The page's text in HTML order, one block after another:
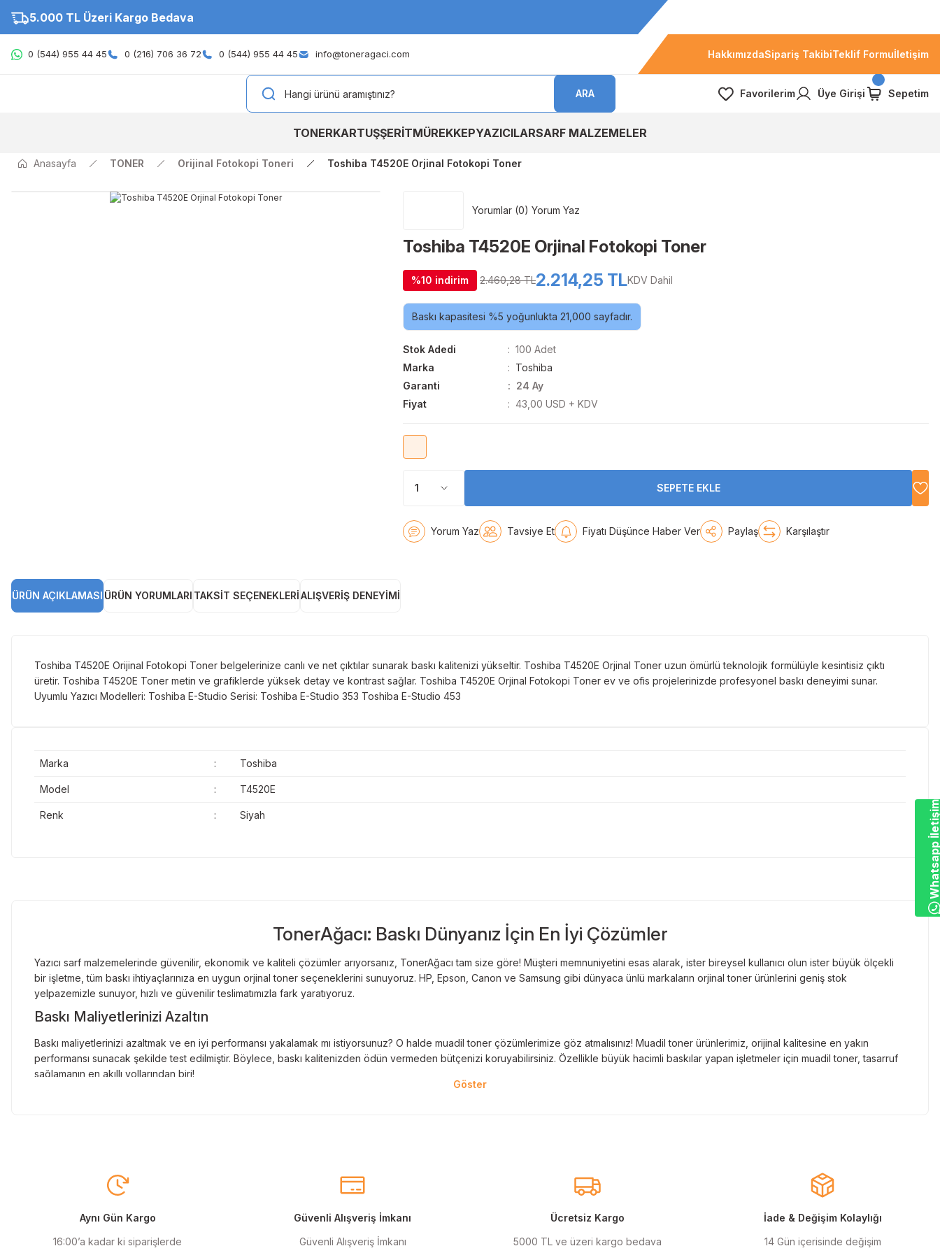
5.000 TL Üzeri Kargo Bedava
0 (544) 955 44 45 0 (216) 706 36 72 0 (544) 955 44 45 info@toneragaci.com HakkımızdaSipariş TakibiTeklif Formuİletişim
ARA Favorilerim Üye Girişi Sepetim
TONERKARTUŞŞERİTMÜREKKEPYAZICILARSARF MALZEMELER
Anasayfa TONER Orijinal Fotokopi Toneri Toshiba T4520E Orjinal Fotokopi Toner
Yorumlar (0) Yorum Yaz
Toshiba T4520E Orjinal Fotokopi Toner
%10 indirim 2.460,28 TL2.214,25 TLKDV Dahil
Baskı kapasitesi %5 yoğunlukta 21,000 sayfadır.
Stok Adedi
100 Adet
Marka
Toshiba
Garanti
24 Ay
Fiyat
43,00 USD + KDV
SEPETE EKLE
Yorum Yaz Tavsiye Et Fiyatı Düşünce Haber Ver Paylaş Karşılaştır
ÜRÜN AÇIKLAMASI ÜRÜN YORUMLARI TAKSIT SEÇENEKLERIALIŞVERIŞ DENEYIMI
Toshiba T4520E Orijinal Fotokopi Toner belgelerinize canlı ve net çıktılar sunarak baskı kalitenizi yükseltir. Toshiba T4520E Orjinal Toner uzun ömürlü teknolojik formülüyle kesintisiz çıktı
üretir. Toshiba T4520E Toner metin ve grafiklerde yüksek detay ve kontrast sağlar. Toshiba T4520E Orjinal Fotokopi Toner ev ve ofis projelerinizde profesyonel baskı deneyimi sunar.
Uyumlu Yazıcı Modelleri: Toshiba E-Studio Serisi: Toshiba E-Studio 353 Toshiba E-Studio 453
Marka : Toshiba
Model : T4520E
Renk : Siyah
TonerAğacı: Baskı Dünyanız İçin En İyi Çözümler
Yazıcı sarf malzemelerinde güvenilir, ekonomik ve kaliteli çözümler arıyorsanız, TonerAğacı tam size göre! Müşteri memnuniyetini esas alarak, ister bireysel kullanıcı olun ister büyük ölçekli
bir işletme, tüm baskı ihtiyaçlarınıza en uygun orjinal toner seçeneklerini sunuyoruz. HP, Epson, Canon ve Samsung gibi dünyaca ünlü markaların orjinal toner ürünlerini geniş stok
yelpazemizle sunuyor, hızlı ve güvenilir teslimatımızla fark yaratıyoruz.
Baskı Maliyetlerinizi Azaltın
Baskı maliyetlerinizi azaltmak ve en iyi performansı yakalamak mı istiyorsunuz? O halde muadil toner çözümlerimize göz atmalısınız! Muadil toner ürünlerimiz, orijinal kalitesine en yakın
performansı sunacak şekilde test edilmiştir. Böylece, baskı kalitenizden ödün vermeden bütçenizi koruyabilirsiniz. Özellikle büyük hacimli baskılar yapan işletmeler için muadil toner, tasarruf
sağlamanın en akıllı yollarından biri!
Maliyetleri düşürmek isteyen kullanıcılar için muadil kartuş seçeneklerimiz de mevcuttur. Muadil kartuş, kaliteli baskıyı uygun fiyatlarla almanızı sağlarken, uzun ömürlü ve dayanıklı yapısıyla
Orjinal Mürekkep ile Canlı Baskılar
Aynı Gün Kargo
16:00’a kadar ki siparişlerde
Güvenli Alışveriş İmkanı
Güvenli Alışveriş İmkanı
Ücretsiz Kargo
5000 TL ve üzeri kargo bedava
İade & Değişim Kolaylığı
14 Gün içerisinde değişim